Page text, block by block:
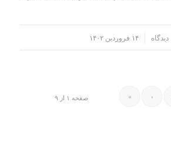
۱۴ فروردین ۱۴۰۲
صفحه ۱ از ۹ ›
»